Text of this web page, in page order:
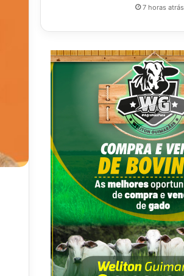
7 horas atrás